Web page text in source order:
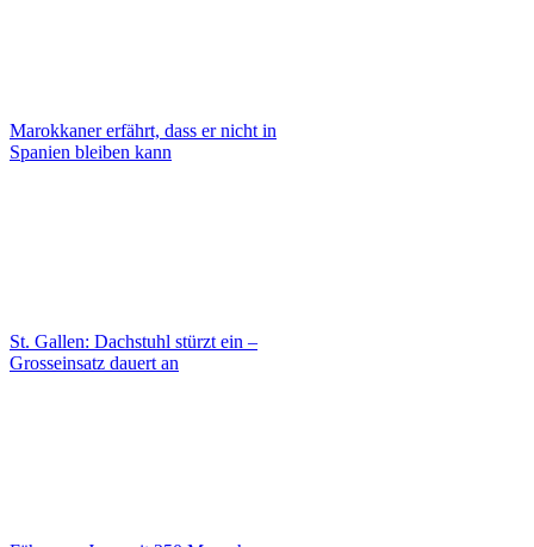
Marokkaner erfährt, dass er nicht in
Spanien bleiben kann
St. Gallen: Dachstuhl stürzt ein –
Grosseinsatz dauert an